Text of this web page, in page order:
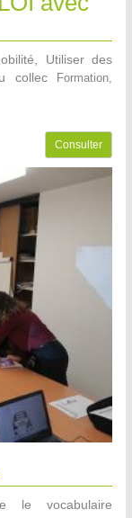
Utiliser des
collec
Formation,
Consulter
le vocabulaire